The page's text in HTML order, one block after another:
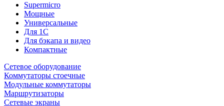
Supermicro
Мощные
Универсальные
Для 1С
Для бэкапа и видео
Компактные
Сетевое оборудование
Коммутаторы стоечные
Модульные коммутаторы
Маршрутизаторы
Сетевые экраны